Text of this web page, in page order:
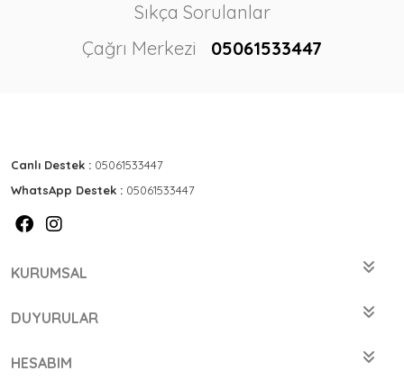
Sıkça Sorulanlar
Çağrı Merkezi
05061533447
Canlı Destek : 05061533447
WhatsApp Destek : 05061533447
KURUMSAL
DUYURULAR
HESABIM